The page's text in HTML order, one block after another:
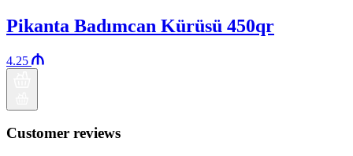
Pikanta Badımcan Kürüsü 450qr
4.25
Customer reviews